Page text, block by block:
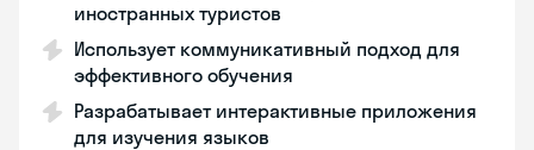
иностранных туристов
Использует коммуникативный подход для
эффективного обучения
Разрабатывает интерактивные приложения
для изучения языков